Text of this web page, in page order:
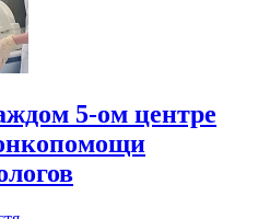
5-ом центре